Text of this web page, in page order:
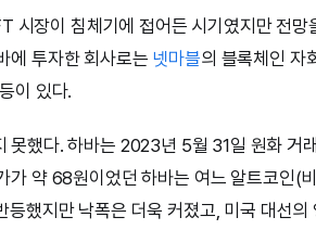
시장이 침체기에 접어든 시기였지만 전망
에 투자한 회사로는 넷마블의 블록체인 자
이 있다.
못했다. 하바는 2023년 5월 31일 원화 거
가 약 68원이었던 하바는 여느 알트코인(
했지만 낙폭은 더욱 커졌고, 미국 대선의